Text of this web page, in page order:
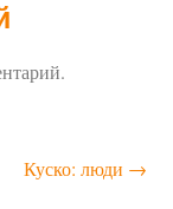
Куско: люди →